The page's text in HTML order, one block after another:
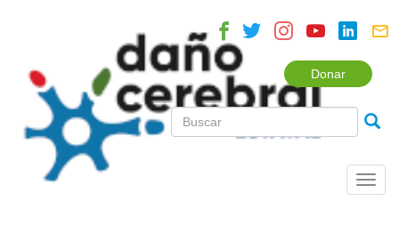
Donar